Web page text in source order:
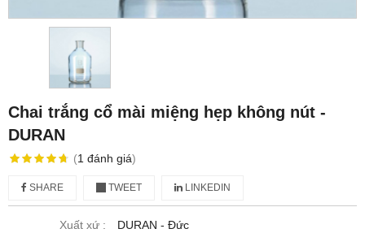
Chai trắng cổ mài miệng hẹp không nút -
DURAN
(1 đánh giá)
SHARE TWEET LINKEDIN
Xuất xứ :
DURAN - Đức